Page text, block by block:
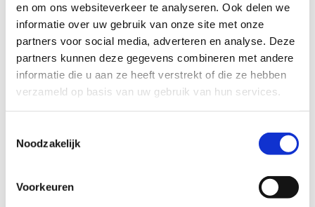
en om ons websiteverkeer te analyseren. Ook delen we
informatie over uw gebruik van onze site met onze
partners voor social media, adverteren en analyse. Deze
partners kunnen deze gegevens combineren met andere
informatie die u aan ze heeft verstrekt of die ze hebben
verzameld op basis van uw gebruik van hun services.
Noodzakelijk
Voorkeuren